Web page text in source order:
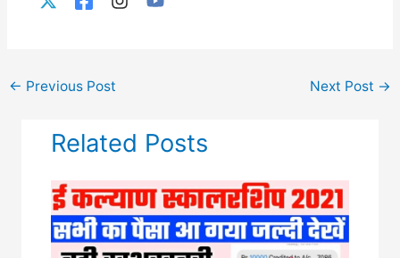
← Previous Post Next Post →
Related Posts